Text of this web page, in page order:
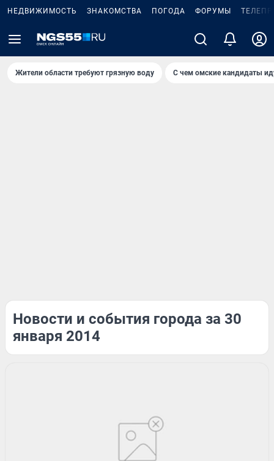
НЕДВИЖИМОСТЬ ЗНАКОМСТВА ПОГОДА ФОРУМЫ
Жители области требуют грязную воду С чем омские кандидаты
Новости и события города за 30
января 2014